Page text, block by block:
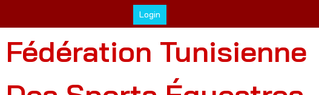
Login
Fédération Tunisienne